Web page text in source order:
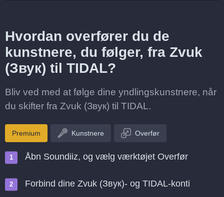
Hvordan overfører du de
kunstnere, du følger, fra Zvuk
(Звук) til TIDAL?
Bliv ved med at følge dine yndlingskunstnere, når
du skifter fra Zvuk (Звук) til TIDAL.
Premium Kunstnere Overfør
Åbn Soundiiz, og vælg værktøjet Overfør
Forbind dine Zvuk (Звук)- og TIDAL-konti